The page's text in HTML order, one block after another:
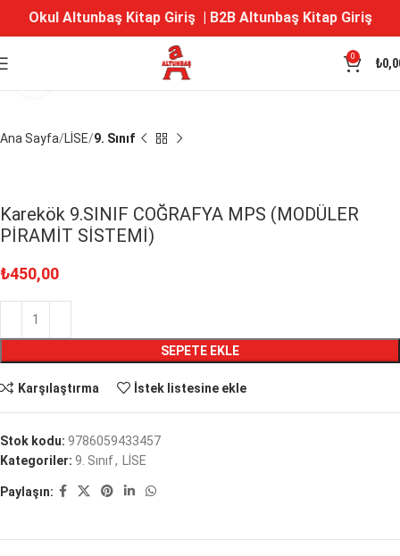
Okul Altunbaş Kitap Giriş| B2B Altunbaş Kitap Giriş
0 ₺
Büyütmek için tıklayın
Ana Sayfa LİSE 9. Sınıf
Karekök 9.SINIF COĞRAFYA MPS (MODÜLER
PİRAMİT SİSTEMİ)
₺450,00
SEPETE EKLE
Karşılaştırma İstek listesine ekle
Stok kodu: 9786059433457
Kategoriler: 9. Sınıf, LİSE
Paylaşın: